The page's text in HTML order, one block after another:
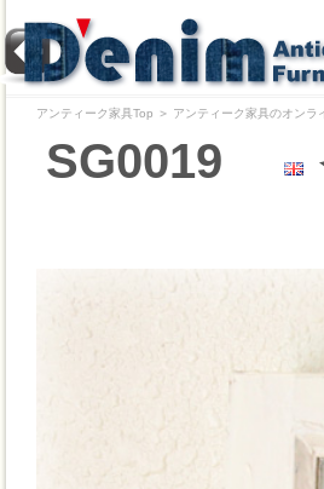
アンティーク家具Top ＞ アンティーク家具のオンラ
SG0019